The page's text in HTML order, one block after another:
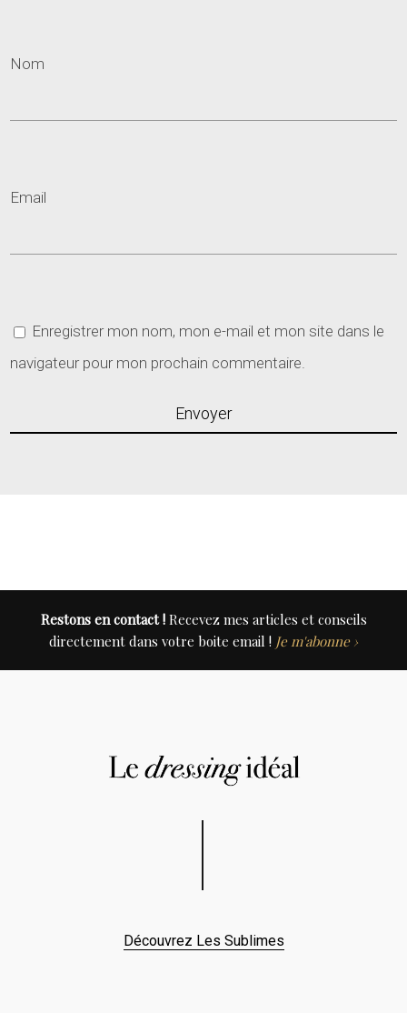
Nom
Email
Enregistrer mon nom, mon e-mail et mon site dans le
navigateur pour mon prochain commentaire.
Restons en contact !Recevez mes articles et conseils
directement dans votre boite email ! Je m'abonne ›
Découvrez Les Sublimes